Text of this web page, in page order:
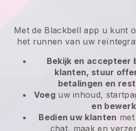
Met de Blackbell app u kunt
het runnen van uw
Bekijk en accepteer
klanten, stuur
betalingen en
Voeguw inhoud,
en
Bedien uw klanten
chat, maak en